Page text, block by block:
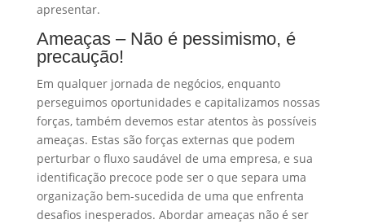
apresentar.
Ameaças – Não é pessimismo, é
precaução!
Em qualquer jornada de negócios, enquanto
perseguimos oportunidades e capitalizamos nossas
forças, também devemos estar atentos às possíveis
ameaças. Estas são forças externas que podem
perturbar o fluxo saudável de uma empresa, e sua
identificação precoce pode ser o que separa uma
organização bem-sucedida de uma que enfrenta
desafios inesperados. Abordar ameaças não é ser